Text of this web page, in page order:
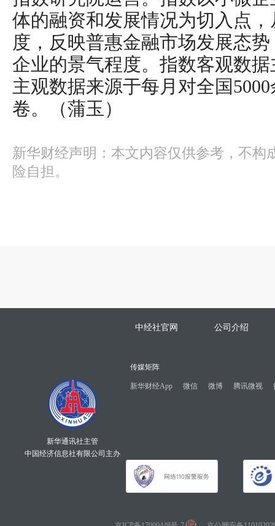
体的融资和发展情况为切入点
度，反映普惠金融市场发展态
企业的景气程度。指数客观数
主观数据来源于每月对全国
卷。（蒲玉）
新华财经声明：本文内容仅供参考，不构
险自担。
中经社官网 公司介绍
新华通讯社主管
中国经济信息社有限公司主办
传媒矩阵
新华财经App 微信 微博 腾讯微视